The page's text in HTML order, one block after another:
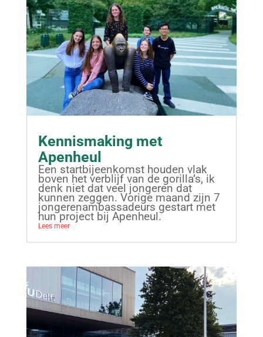
Kennismaking met
Apenheul
Een startbijeenkomst houden vlak
boven het verblijf van de gorilla’s, ik
denk niet dat veel jongeren dat
kunnen zeggen. Vorige maand zijn 7
jongerenambassadeurs gestart met
hun project bij Apenheul.
Lees meer